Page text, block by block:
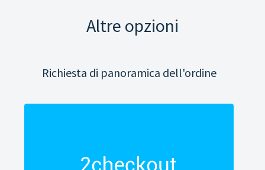
Altre opzioni
Richiesta di panoramica dell'ordine